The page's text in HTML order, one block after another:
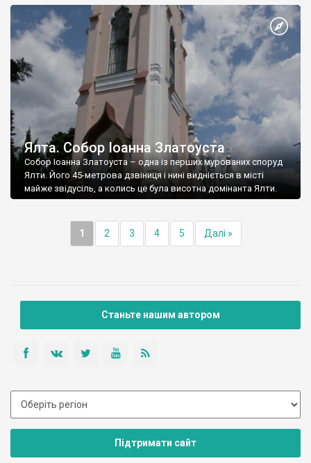
Ялта. Собор Іоанна Златоуста
Собор Іоанна Златоуста – одна із перших мурованих споруд
Ялти. Його 45-метрова дзвіниця і нині видніється в місті
майже звідусіль, а колись це була висотна домінанта Ялти.
1 2 3 4 5 Далі »
Станьте нашим автором
Підтримати сайт